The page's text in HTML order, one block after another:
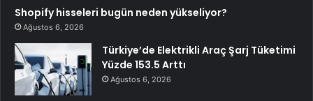
Shopify hisseleri bugün neden yükseliyor?
Ağustos 6, 2026
Türkiye’de Elektrikli Araç Şarj Tüketimi
Yüzde 153.5 Arttı
Ağustos 6, 2026